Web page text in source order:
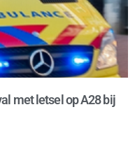
met letsel op A28 bij